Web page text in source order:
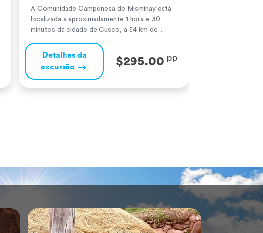
A Comunidade Camponesa de Misminay está
localizada a aproximadamente 1 hora e 30
minutos da cidade de Cusco, a 54 km de
3.700 m.a.n.m. No caminho, visitaremos o
distrito de Maras, onde poderemos apreciar
uma paisagem natural única desta região
andina, privilegiada por possuir o maior manto
Detalhes da
excursão
$295.00 pp